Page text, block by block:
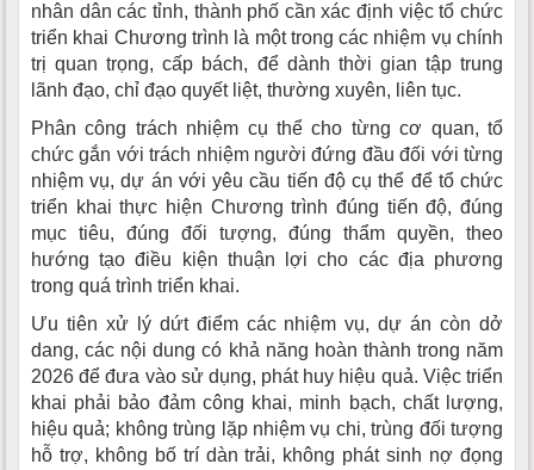
nhân dân các tỉnh, thành phố cần xác định việc tổ chức
triển khai Chương trình là một trong các nhiệm vụ chính
trị quan trọng, cấp bách, để dành thời gian tập trung
lãnh đạo, chỉ đạo quyết liệt, thường xuyên, liên tục.
Phân công trách nhiệm cụ thể cho từng cơ quan, tổ
chức gắn với trách nhiệm người đứng đầu đối với từng
nhiệm vụ, dự án với yêu cầu tiến độ cụ thể để tổ chức
triển khai thực hiện Chương trình đúng tiến độ, đúng
mục tiêu, đúng đối tượng, đúng thẩm quyền, theo
hướng tạo điều kiện thuận lợi cho các địa phương
trong quá trình triển khai.
Ưu tiên xử lý dứt điểm các nhiệm vụ, dự án còn dở
dang, các nội dung có khả năng hoàn thành trong năm
2026 để đưa vào sử dụng, phát huy hiệu quả. Việc triển
khai phải bảo đảm công khai, minh bạch, chất lượng,
hiệu quả; không trùng lặp nhiệm vụ chi, trùng đối tượng
hỗ trợ, không bố trí dàn trải, không phát sinh nợ đọng